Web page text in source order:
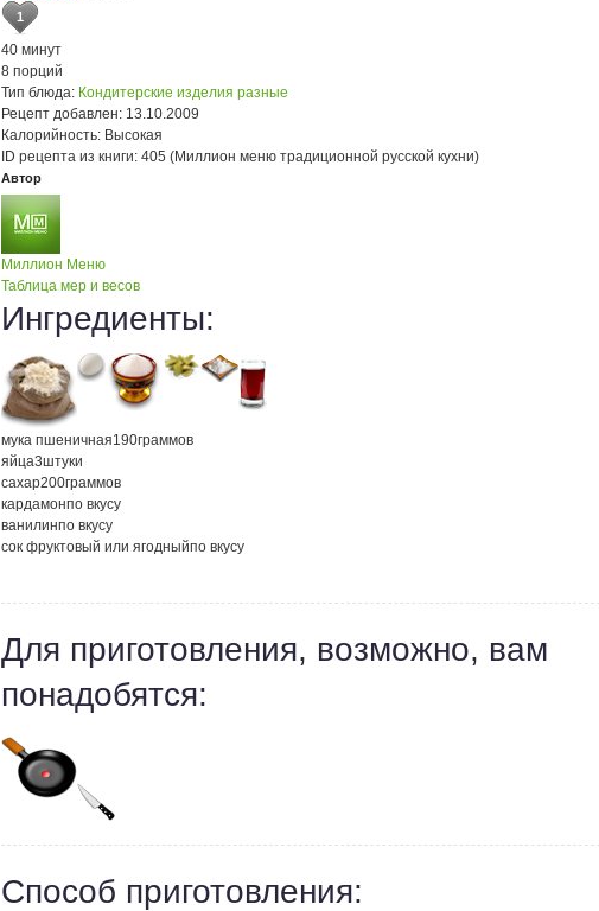
1
40 минут
8 порций
Тип блюда: Кондитерские изделия разные
Рецепт добавлен: 13.10.2009
Калорийность: Высокая
ID рецепта из книги: 405 (Миллион меню традиционной русской кухни)
Автор
Миллион Меню
Таблица мер и весов
Ингредиенты:
мука пшеничная190граммов
яйца3штуки
сахар200граммов
кардамонпо вкусу
ванилинпо вкусу
сок фруктовый или ягодныйпо вкусу
Для приготовления, возможно, вам
понадобятся:
Способ приготовления: